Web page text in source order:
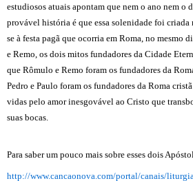
estudiosos atuais apontam que nem o ano nem o
provável história é que essa solenidade foi
se à festa pagã que ocorria em Roma, no mesmo
e Remo, os dois mitos fundadores da Cidade
que Rômulo e Remo foram os fundadores da
Pedro e Paulo foram os fundadores da Roma
vidas pelo amor inesgovável ao Cristo que
suas bocas.
Para saber um pouco mais sobre esses dois
http://www.cancaonova.com/portal/canais/